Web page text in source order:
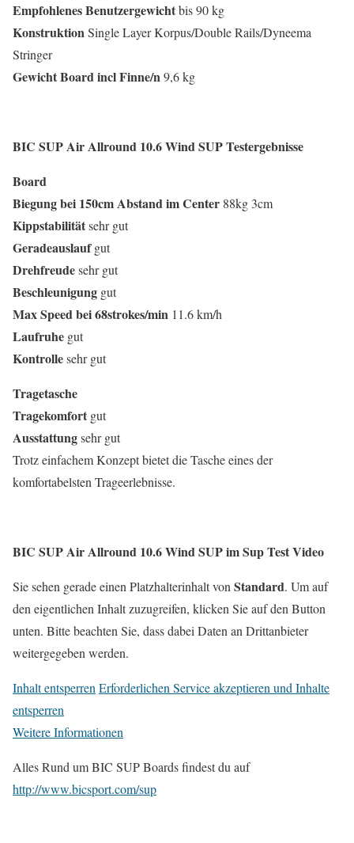
EmpfohlenesBenutzergewichtbis 90 kg
KonstruktionSingle Layer Korpus/Double Rails/Dyneema
Stringer
GewichtBoardinclFinne/n9,6 kg
BIC SUP Air Allround 10.6 Wind SUPTestergebnisse
Board
Biegungbei 150cmAbstandimCenter 88kg 3cm
Kippstabilitätsehr gut
Geradeauslaufgut
Drehfreudesehr gut
Beschleunigung gut
MaxSpeedbei68strokes/min 11.6 km/h
Laufruhe gut
Kontrollesehr gut
Tragetasche
Tragekomfort gut
Ausstattungsehr gut
Trotz einfachem Konzept bietet die Tasche eines der
komfortabelsten Trageerlebnisse.
BIC SUP Air Allround 10.6 Wind SUPim Sup Test Video
Sie sehen gerade einen Platzhalterinhalt vonStandard. Um auf
den eigentlichen Inhalt zuzugreifen, klicken Sie auf den Button
unten. Bitte beachten Sie, dass dabei Daten an Drittanbieter
weitergegeben werden.
Inhalt entsperrenErforderlichen Service akzeptieren und Inhalte
entsperren
Weitere Informationen
Alles Rund um BIC SUP Boards findest du auf
http://www.bicsport.com/sup